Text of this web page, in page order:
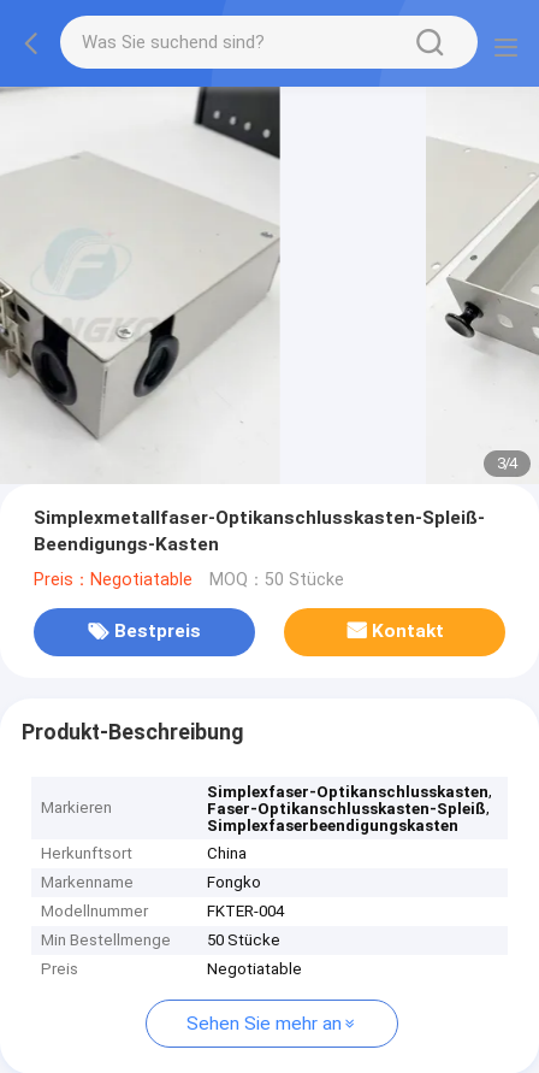
3/4
Simplexmetallfaser-Optikanschlusskasten-Spleiß-
Beendigungs-Kasten
Preis：Negotiatable MOQ：50 Stücke
Bestpreis Kontakt
Produkt-Beschreibung
Markieren
Simplexfaser-Optikanschlusskasten,
Faser-Optikanschlusskasten-Spleiß,
Simplexfaserbeendigungskasten
Herkunftsort
China
Markenname
Fongko
Modellnummer
FKTER-004
Min Bestellmenge
50 Stücke
Preis
Negotiatable
Sehen Sie mehr an